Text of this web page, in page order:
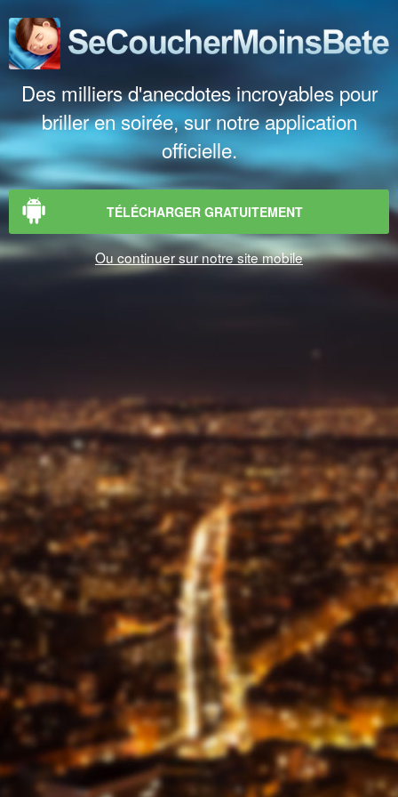
Des milliers d'anecdotes incroyables pour
briller en soirée, sur notre application
officielle.
TÉLÉCHARGER GRATUITEMENT
Ou continuer sur notre site mobile